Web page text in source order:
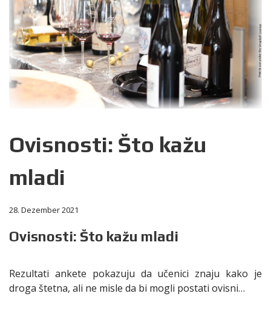
Ovisnosti: Što kažu
mladi
28. Dezember 2021
Ovisnosti: Što kažu mladi
Rezultati ankete pokazuju da učenici znaju kako je
droga štetna, ali ne misle da bi mogli postati ovisni…